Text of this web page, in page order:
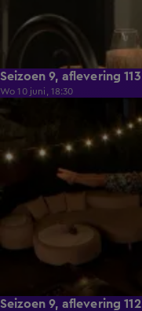
Seizoen 9, aflevering 113
Wo 10 juni, 18:30
21:50
Seizoen 9, aflevering 112